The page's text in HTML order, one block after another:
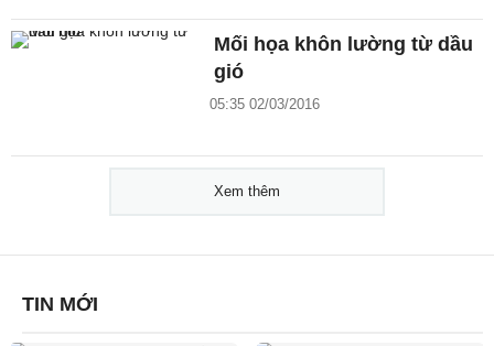
Mối họa khôn lường từ dầu
gió
05:35 02/03/2016
Xem thêm
TIN MỚI